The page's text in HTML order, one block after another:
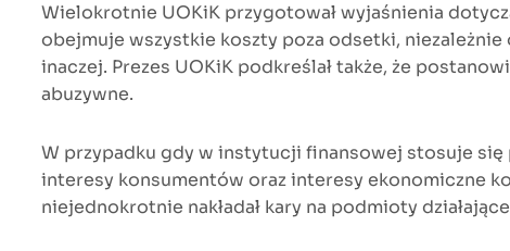
Wielokrotnie UOKiK przygotował wyjaśnienia
obejmuje wszystkie koszty poza odsetki,
inaczej. Prezes UOKiK podkreślał także, że
abuzywne.
W przypadku gdy w instytucji finansowej stosuje
interesy konsumentów oraz interesy ekonomiczne
niejednokrotnie nakładał kary na podmioty